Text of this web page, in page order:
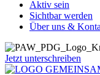
Aktiv sein
Sichtbar werden
Über uns &
Jetzt unterschreiben